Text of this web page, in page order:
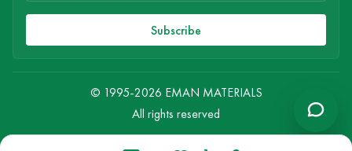
Subscribe
© 1995-2026 EMAN MATERIALS
All rights reserved